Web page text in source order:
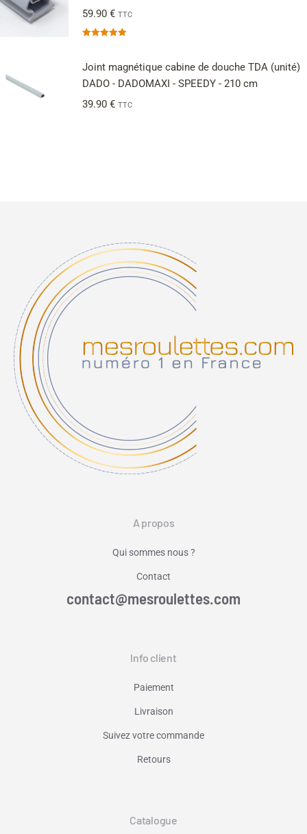
59.90 € TTC
Joint magnétique cabine de douche TDA (unité)
DADO - DADOMAXI - SPEEDY - 210 cm
39.90 € TTC
A propos
Qui sommes nous ?
Contact
contact@mesroulettes.com
Info client
Paiement
Livraison
Suivez votre commande
Retours
Catalogue